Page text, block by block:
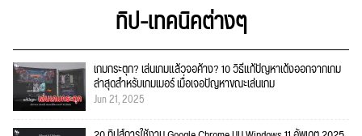
ทิป-เทคนิคต่างๆ
เกมกระตุก? เล่นเกมแล้วจอค้าง? 10 วิธีแก้ปัญหาเด้งออกจากเกม
ล่าสุดสำหรับเกมเมอร์ เมื่อเจอปัญหาขณะเล่นเกม
Jun 21, 2025